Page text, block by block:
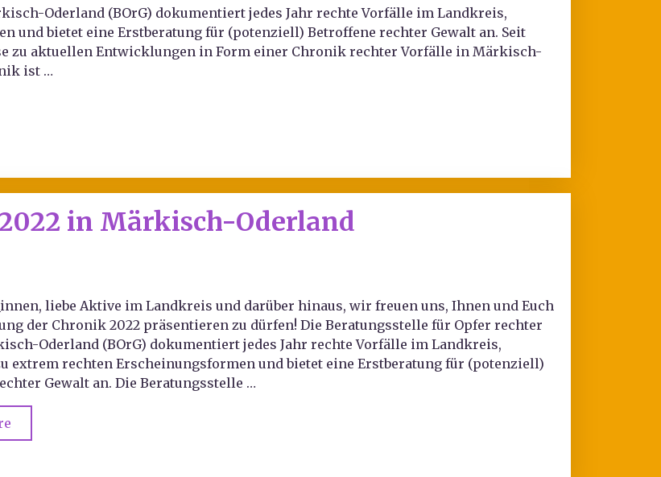
Oderland (BOrG) dokumentiert jedes Jahr rechte Vorfälle im Landkreis,
und bietet eine Erstberatung für (potenziell) Betroffene rechter Gewalt an. Seit
zu aktuellen Entwicklungen in Form einer Chronik rechter Vorfälle in Märkisch-
ist …
in Märkisch-Oderland
liebe Aktive im Landkreis und darüber hinaus, wir freuen uns, Ihnen und Euch
der Chronik 2022 präsentieren zu dürfen! Die Beratungsstelle für Opfer rechter
Oderland (BOrG) dokumentiert jedes Jahr rechte Vorfälle im Landkreis,
extrem rechten Erscheinungsformen und bietet eine Erstberatung für (potenziell)
Gewalt an. Die Beratungsstelle …